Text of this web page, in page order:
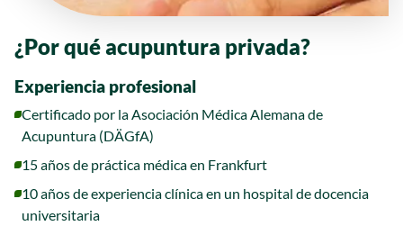
¿Por qué acupuntura privada?
Experiencia profesional
Certificado por la Asociación Médica Alemana de
Acupuntura (DÄGfA)
15 años de práctica médica en Frankfurt
10 años de experiencia clínica en un hospital de docencia
universitaria